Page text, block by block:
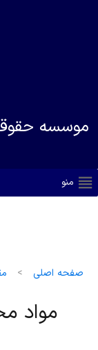
موسسه
منو
صفحه اصلی >
مواد